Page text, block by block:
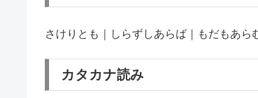
さけりとも｜しらずしあらば｜もだもあ
カタカナ読み